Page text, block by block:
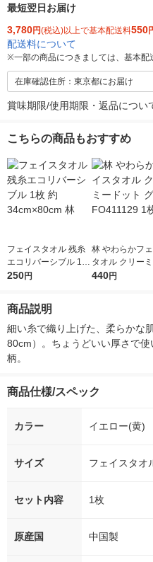
最短翌日お届け
3,780円(税込)以上で基本配送料550
配送料について
※一部の商品につきましては、基本配
在庫確認住所：東京都にお届け
賞味期限/使用期限・返品につい
こちらの商品もおすすめ
フェイスタオル 残糸
エコリバーシブル 1枚
約34cm×80cm 林
250円
林 やわらかフ
タオル クリー
ット グレー
440円
商品説明
細い糸で織り上げた、柔らかな
80cm）。ちょうどいい厚さで
柄。
商品仕様/スペック
カラー イエロー(黄)
サイズ フェイスタオ
セット内容 1枚
原産国 中国製